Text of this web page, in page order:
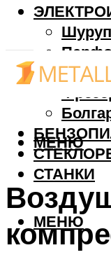
Дрель
СТАНКИ
МЕНЮ
МЕНЮ